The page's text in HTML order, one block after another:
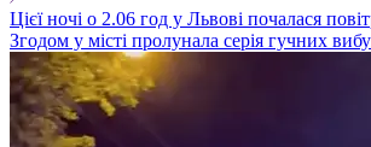
Цієї ночі о 2.06 год у Львові почалася
Згодом у місті пролунала серія гучних